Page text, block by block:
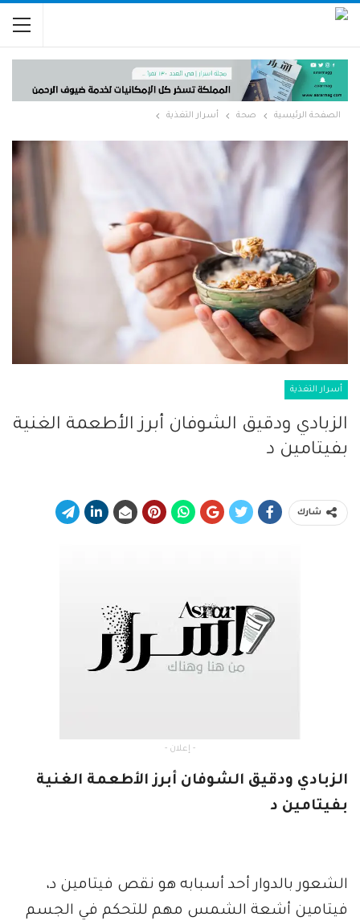
الصفحة الرئيسية صحة أسرار التغذية
أسرار التغذية
الزبادي ودقيق الشوفان أبرز الأطعمة الغنية
بفيتامين د
شارك
- إعلان -
الزبادي ودقيق الشوفان أبرز الأطعمة الغنية
بفيتامين د
الشعور بالدوار أحد أسبابه هو نقص فيتامين د،
فيتامين أشعة الشمس مهم للتحكم في الجسم